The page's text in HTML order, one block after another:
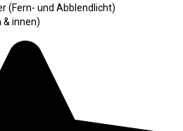
(Fern- und Abblendlicht)
& innen)